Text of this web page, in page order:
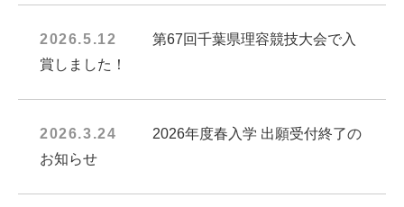
2026.5.12
第67回千葉県理容競技大会で入
賞しました！
2026.3.24
2026年度春入学 出願受付終了の
お知らせ